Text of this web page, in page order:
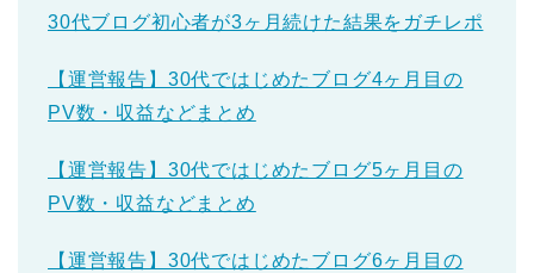
30代ブログ初心者が3ヶ月続けた結果をガチレポ
【運営報告】30代ではじめたブログ4ヶ月目の
PV数・収益などまとめ
【運営報告】30代ではじめたブログ5ヶ月目の
PV数・収益などまとめ
【運営報告】30代ではじめたブログ6ヶ月目の